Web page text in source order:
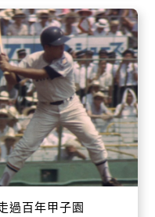
過百年甲子園